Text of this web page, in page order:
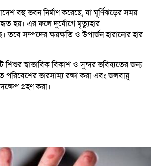
বহু ভবন নির্মাণ করেছে, যা ঘূর্ণিঝড়ের সময়
হয়। এর ফলে দুর্যোগে মৃত্যুহার
তবে সম্পদের ক্ষয়ক্ষতি ও উপার্জন হারানোর হার
শিশুর স্বাভাবিক বিকাশ ও সুন্দর ভবিষ্যতের জন্য
ভারসাম্য রক্ষা করা এবং জলবায়ু
গ্রহণ করা।